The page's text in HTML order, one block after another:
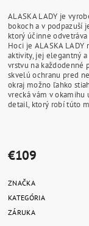
ALASKA LADY je
bokoch a v podpazuší
ktorý účinne
Hoci je ALASKA
aktivity, jej elegantný
vrstvu na každodenné
skvelú ochranu pred
okraj možno ľahko
vrecká vám v
detail, ktorý robí túto
€109
ZNAČKA
KATEGÓRIA
ZÁRUKA